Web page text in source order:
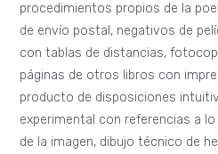
procedimientos propios de la
de envío postal, negativos de
con tablas de distancias,
páginas de otros libros con
producto de disposiciones
experimental con referencias a
de la imagen, dibujo técnico de